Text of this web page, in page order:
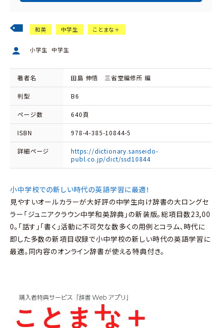
和英 中学生 ことまな＋
小学生 中学生
著者名 田島 伸悟 三省堂編修所 編
判型 B6
ページ数 640頁
ISBN 978-4-385-10844-5
詳細ページ
https://dictionary.sanseido-
publ.co.jp/dict/ssd10844
小中学校での新しい時代の英語学習に最適！
見やすいオールカラーが大好評の中学生向け辞書の大ロングセ
ラー「ジュニアクラウン中学和英辞典」の新装版。総項目数23,00
0。「話す」「書く」活動に不可欠な数多くの用例とコラム、時代に
即した多数の新項目収録で小中学校の新しい時代の英語学習に
最適。同内容のオンライン辞書が使える特典付き。